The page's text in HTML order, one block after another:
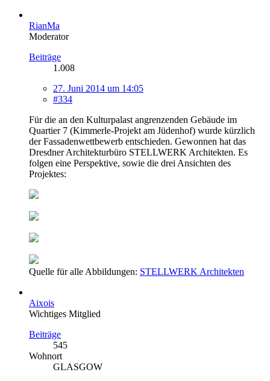
RianMa
Moderator
Beiträge
1.008
27. Juni 2014 um 14:05
#334
Für die an den Kulturpalast angrenzenden Gebäude im
Quartier 7 (Kimmerle-Projekt am Jüdenhof) wurde kürzlich
der Fassadenwettbewerb entschieden. Gewonnen hat das
Dresdner Architekturbüro STELLWERK Architekten. Es
folgen eine Perspektive, sowie die drei Ansichten des
Projektes:
Quelle für alle Abbildungen: STELLWERK Architekten
Aixois
Wichtiges Mitglied
Beiträge
545
Wohnort
GLASGOW